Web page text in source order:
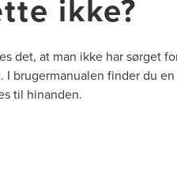
ikke?
det, at man ikke har sørget
brugermanualen finder du
til hinanden.